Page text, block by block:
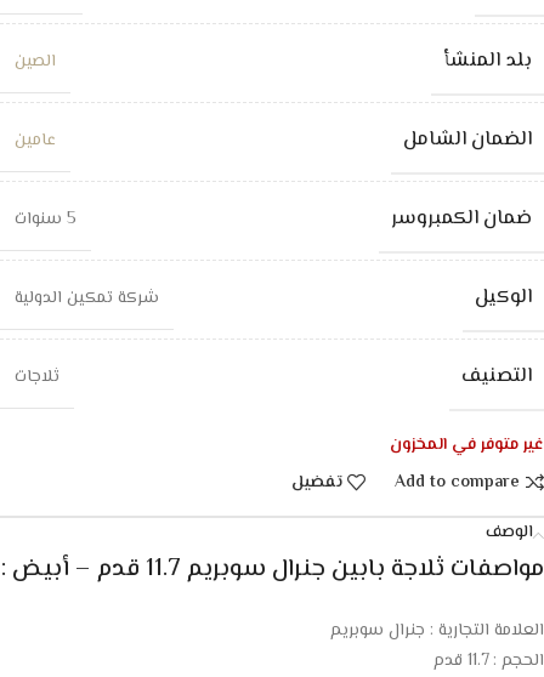
بلد المنشأ الصين
الضمان الشامل عامين
ضمان الكمبروسر 5 سنوات
الوكيل شركة تمكين الدولية
التصنيف ثلاجات
غير متوفر في المخزون
Add to compare
تفضيل
الوصف
مواصفات ثلاجة بابين جنرال سوبريم 11.7 قدم – أبيض :
العلامة التجارية : جنرال سوبريم
الحجم : 11.7 قدم